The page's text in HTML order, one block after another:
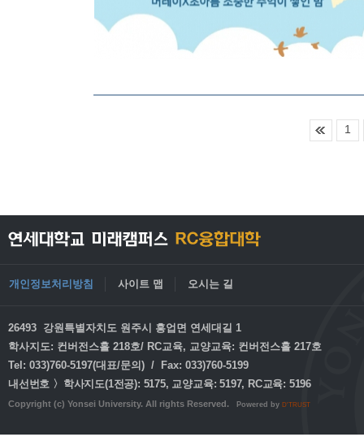
1
개인정보처리방침 사이트 맵 오시는 길
26493 강원특별자치도 원주시 흥업면 연세대길 1
학사지도: 컨버전스홀 218호/ RC교육, 교양교육: 컨버전스홀 217호
Tel: 033)760-5197(대표/문의) / Fax: 033)760-5199
내선번호 〉학사지도(1전공): 5175, 교양교육: 5197, RC교육: 5196
Copyright (c) Yonsei University. All rights Reserved. Powered by D'TRUST